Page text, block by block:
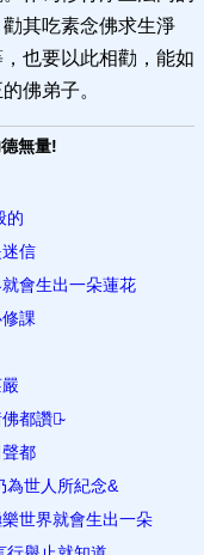
其吃素念佛求生淨
也要以此相勸，能如
佛弟子。
無量!
的
信
會生出一朵蓮花
課
都讚嘆̴
都
為世人所紀念&
世界就會生出一朵